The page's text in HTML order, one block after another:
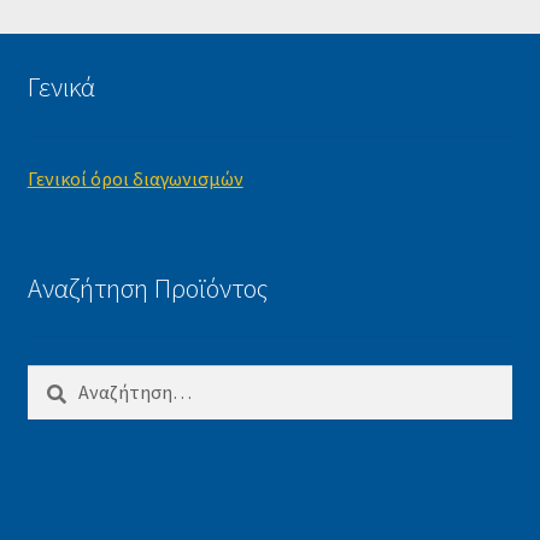
Γενικά
Γενικοί όροι διαγωνισμών
Αναζήτηση Προϊόντος
για: